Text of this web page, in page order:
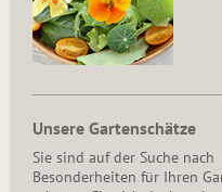
Unsere Gartenschätze
Sie sind auf der Suche nach
Besonderheiten für Ihren